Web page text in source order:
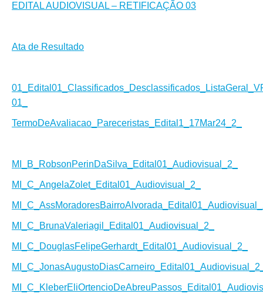
EDITAL AUDIOVISUAL – RETIFICAÇÃO 03
Ata de Resultado
01_
TermoDeAvaliacao_Pareceristas_Edital1_17Mar24_2_
MI_B_RobsonPerinDaSilva_Edital01_Audiovisual_2_
MI_C_AngelaZolet_Edital01_Audiovisual_2_
MI_C_BrunaValeriagil_Edital01_Audiovisual_2_
MI_C_DouglasFelipeGerhardt_Edital01_Audiovisual_2_